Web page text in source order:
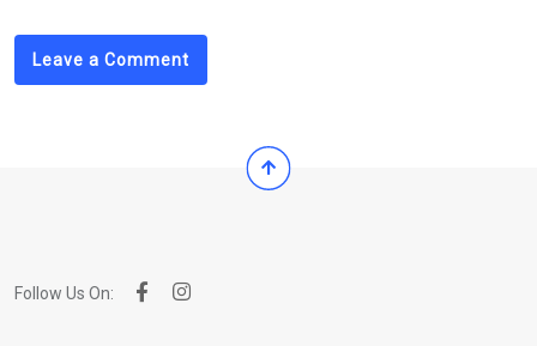
Leave a Comment
Follow Us On: